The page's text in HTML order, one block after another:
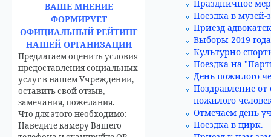
ВАШЕ МНЕНИЕ
ФОРМИРУЕТ
ОФИЦИАЛЬНЫЙ РЕЙТИНГ
НАШЕЙ ОРГАНИЗАЦИИ
Предлагаем оценить условия
предоставления социальных
услуг в нашем Учреждении,
оставить свой отзыв,
замечания, пожелания.
Что для этого необходимо:
Наведите камеру Вашего
Праздничное
Поездка в музей-
Приезд
Выборы 2019
Культурно-
Поездка на
День пожилого
Поздравление
пожилого
Отмечаем день
Поездка в цирк.